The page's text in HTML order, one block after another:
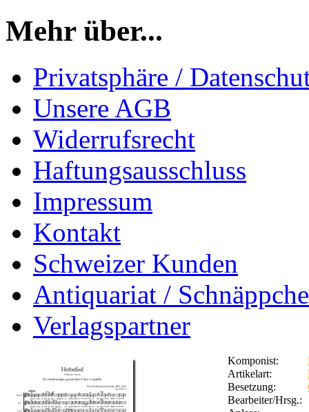
Mehr über...
Privatsphäre /
Unsere AGB
Widerrufsrecht
Haftungsausschluss
Impressum
Kontakt
Schweizer Kunden
Antiquariat /
Verlagspartner
Komponist:
Artikelart:
Besetzung:
Bearbeiter/Hrsg.: